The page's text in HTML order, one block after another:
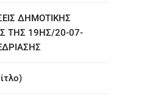
ΔΗΜΟΤΙΚΗΣ
ΤΗΣ 19ΗΣ/20-07-